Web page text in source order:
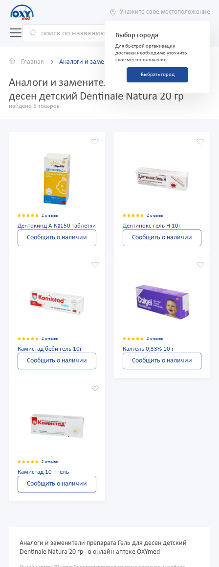
Укажите свое местоположение
Выбор города
Для быстрой организации
доставки необходимо уточнить
свое местоположение
Выбрать город
Главная Аналоги и заменители
Аналоги и заменители препарата Гель для
десен детский Dentinale Natura 20 гр
найдено 5 товаров
2 отзыва
Дентокинд А №150 таблетки
Сообщить о наличии
2 отзыва
Дентинокс гель Н 10г
Сообщить о наличии
2 отзыва
Камистад беби гель 10г
Сообщить о наличии
2 отзыва
Калгель 0,33% 10 г
Сообщить о наличии
2 отзыва
Камистад 10 г гель
Сообщить о наличии
Аналоги и заменители препарата Гель для десен детский
Dentinale Natura 20 гр - в онлайн-аптеке OXYmed